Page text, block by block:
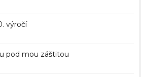
výročí
pod mou záštitou